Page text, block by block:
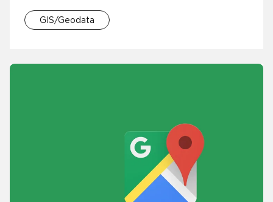
GIS/Geodata